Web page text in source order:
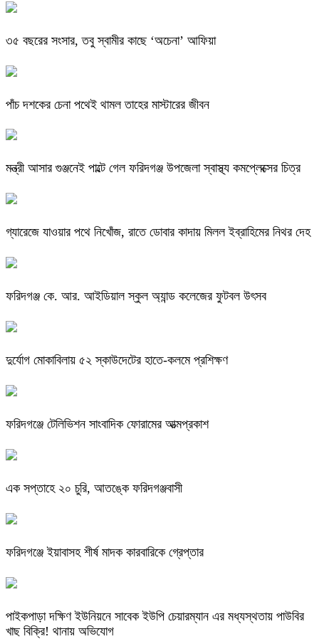
৩৫ বছরের সংসার, তবু স্বামীর কাছে ‘অচেনা’ আফিয়া
পাঁচ দশকের চেনা পথেই থামল তাহের মাস্টারের জীবন
মন্ত্রী আসার গুঞ্জনেই পাল্টে গেল ফরিদগঞ্জ উপজেলা স্বাস্থ্য কমপ্লেক্সের চিত্র
গ্যারেজে যাওয়ার পথে নিখোঁজ, রাতে ডোবার কাদায় মিলল ইব্রাহিমের নিথর দেহ
ফরিদগঞ্জ কে. আর. আইডিয়াল স্কুল অ্যান্ড কলেজের ফুটবল উৎসব
দুর্যোগ মোকাবিলায় ৫২ স্কাউদেটের হাতে-কলমে প্রশিক্ষণ
ফরিদগঞ্জে টেলিভিশন সাংবাদিক ফোরামের আত্মপ্রকাশ
এক সপ্তাহে ২০ চুরি, আতঙ্কে ফরিদগঞ্জবাসী
ফরিদগঞ্জে ইয়াবাসহ শীর্ষ মাদক কারবারিকে গ্রেপ্তার
পাইকপাড়া দক্ষিণ ইউনিয়নে সাবেক ইউপি চেয়ারম্যান এর মধ্যস্থতায় পাউবির
খাছ বিক্রি! থানায় অভিযোগ